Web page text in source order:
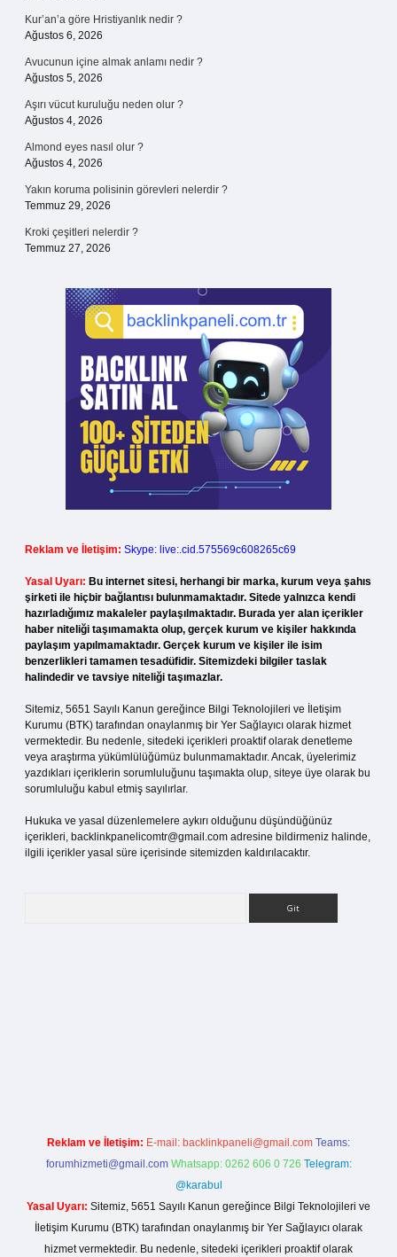
Kur’an’a göre Hristiyanlık nedir ?
Ağustos 6, 2026
Avucunun içine almak anlamı nedir ?
Ağustos 5, 2026
Aşırı vücut kuruluğu neden olur ?
Ağustos 4, 2026
Almond eyes nasıl olur ?
Ağustos 4, 2026
Yakın koruma polisinin görevleri nelerdir ?
Temmuz 29, 2026
Kroki çeşitleri nelerdir ?
Temmuz 27, 2026
Reklam ve İletişim: Skype: live:.cid.575569c608265c69
Yasal Uyarı: Bu internet sitesi, herhangi bir marka, kurum veya şahıs
şirketi ile hiçbir bağlantısı bulunmamaktadır. Sitede yalnızca kendi
hazırladığımız makaleler paylaşılmaktadır. Burada yer alan içerikler
haber niteliği taşımamakta olup, gerçek kurum ve kişiler hakkında
paylaşım yapılmamaktadır. Gerçek kurum ve kişiler ile isim
benzerlikleri tamamen tesadüfidir. Sitemizdeki bilgiler taslak
halindedir ve tavsiye niteliği taşımazlar.
Sitemiz, 5651 Sayılı Kanun gereğince Bilgi Teknolojileri ve İletişim
Kurumu (BTK) tarafından onaylanmış bir Yer Sağlayıcı olarak hizmet
vermektedir. Bu nedenle, sitedeki içerikleri proaktif olarak denetleme
veya araştırma yükümlülüğümüz bulunmamaktadır. Ancak, üyelerimiz
yazdıkları içeriklerin sorumluluğunu taşımakta olup, siteye üye olarak bu
sorumluluğu kabul etmiş sayılırlar.
Hukuka ve yasal düzenlemelere aykırı olduğunu düşündüğünüz
içerikleri, backlinkpanelicomtr@gmail.com adresine bildirmeniz halinde,
ilgili içerikler yasal süre içerisinde sitemizden kaldırılacaktır.
Reklam ve İletişim: E-mail: backlinkpaneli@gmail.com Teams:
forumhizmeti@gmail.com Whatsapp: 0262 606 0 726 Telegram:
@karabul
Yasal Uyarı: Sitemiz, 5651 Sayılı Kanun gereğince Bilgi Teknolojileri ve
İletişim Kurumu (BTK) tarafından onaylanmış bir Yer Sağlayıcı olarak
hizmet vermektedir. Bu nedenle, sitedeki içerikleri proaktif olarak